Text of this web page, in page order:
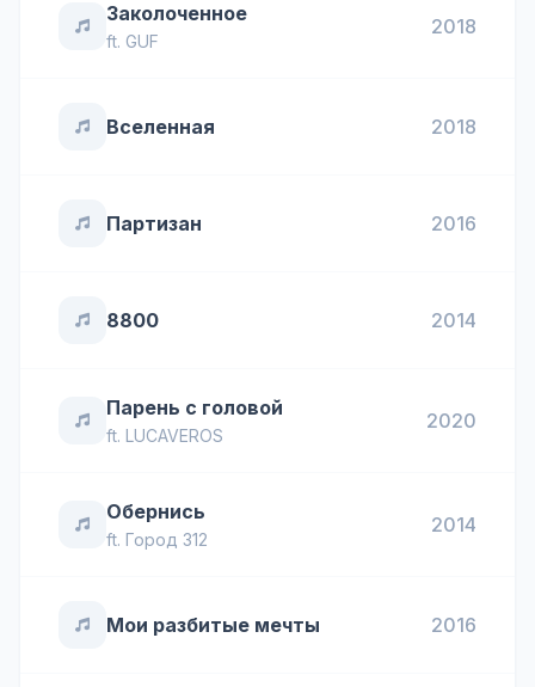
Заколоченное
ft. GUF
2018
Вселенная 2018
Партизан 2016
8800 2014
Парень с головой
ft. LUCAVEROS
2020
Обернись
ft. Город 312
2014
Мои разбитые мечты 2016